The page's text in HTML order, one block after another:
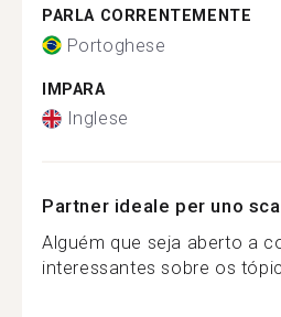
PARLA CORRENTEMENTE
Portoghese
IMPARA
Inglese
Partner ideale per uno
Alguém que seja aberto a
interessantes sobre os